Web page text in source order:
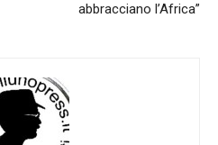
abbracciano l’Africa”